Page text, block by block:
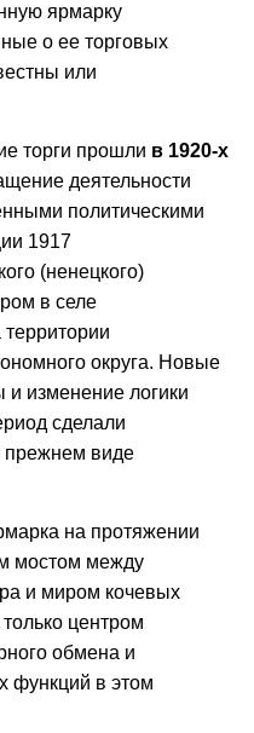
ярмарку
о ее торговых
или
торги прошли в 1920-х
деятельности
политическими
1917
(ненецкого)
в селе
округа. Новые
и изменение логики
сделали
прежнем виде
на протяжении
мостом между
и миром кочевых
центром
обмена и
функций в этом